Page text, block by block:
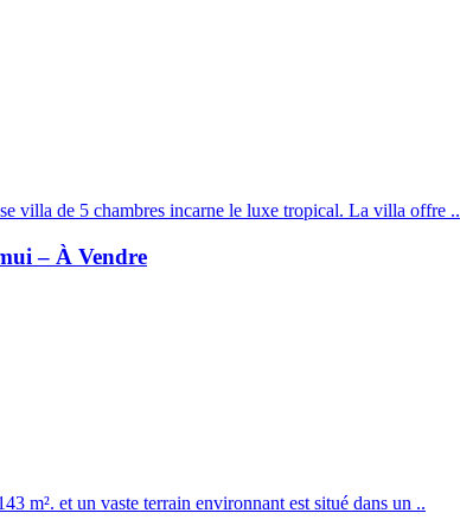
villa de 5 chambres incarne le luxe tropical. La villa offre ..
– À Vendre
m². et un vaste terrain environnant est situé dans un ..